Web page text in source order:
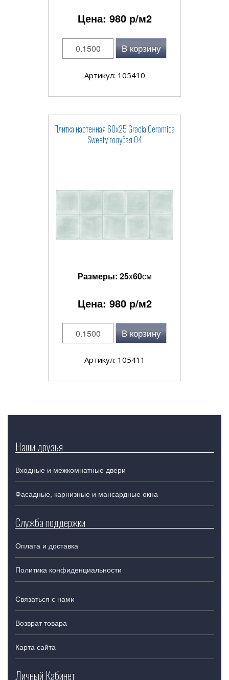
Цена: 980р/м2
В корзину
Артикул: 105410
Плитка настенная 60x25 Gracia Ceramica
Sweety голубая 04
Размеры: 25x60см
Цена: 980р/м2
В корзину
Артикул: 105411
Наши друзья
Входные и межкомнатные двери
Фасадные, карнизные и мансардные окна
Служба поддержки
Оплата и доставка
Политика конфиденциальности
Связаться с нами
Возврат товара
Карта сайта
Личный Кабинет